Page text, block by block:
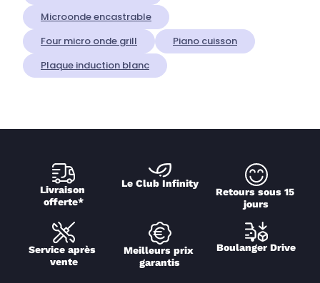
Microonde encastrable
Four micro onde grill
Piano cuisson
Plaque induction blanc
Livraison
offerte*
Le Club Infinity
Retours sous 15
jours
Service après
vente
Meilleurs prix
garantis
Boulanger Drive